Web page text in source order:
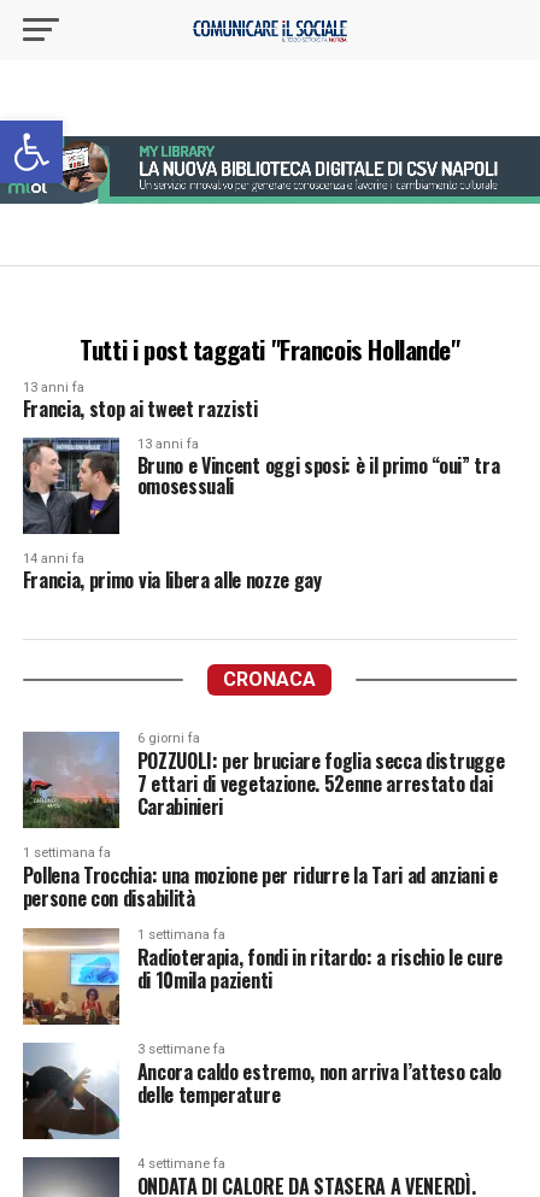
Apri la barra degli strumenti
Tutti i post taggati "Francois Hollande"
13 anni fa
Francia, stop ai tweet razzisti
13 anni fa
Bruno e Vincent oggi sposi: è il primo “oui” tra
omosessuali
14 anni fa
Francia, primo via libera alle nozze gay
CRONACA
6 giorni fa
POZZUOLI: per bruciare foglia secca distrugge
7 ettari di vegetazione. 52enne arrestato dai
Carabinieri
1 settimana fa
Pollena Trocchia: una mozione per ridurre la Tari ad anziani e
persone con disabilità
1 settimana fa
Radioterapia, fondi in ritardo: a rischio le cure
di 10mila pazienti
3 settimane fa
Ancora caldo estremo, non arriva l’atteso calo
delle temperature
4 settimane fa
ONDATA DI CALORE DA STASERA A VENERDÌ.